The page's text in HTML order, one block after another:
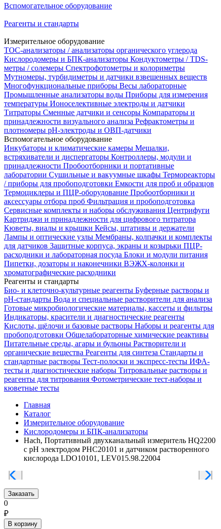
Вспомогательное оборудование
Реагенты и стандарты
Измерительное оборудование
TOC-анализаторы / анализаторы органического углерода
Кислородомеры и БПК-анализаторы Кондуктометры / TDS-
метры / солемеры Спектрофотометры и колориметры
Мутномеры, турбидиметры и датчики взвешенных веществ
Многофункциональные приборы Весы лабораторные
Промышленные анализаторы воды Приборы для измерения
температуры Ионоселективные электроды и датчики
Титраторы Сменные датчики и сенсоры Компараторы и
принадлежности визуального анализа Рефрактометры и
плотномеры pH-электроды и ОВП-датчики
Вспомогательное оборудование
Инкубаторы и климатические камеры Мешалки,
встряхиватели и диспергаторы Контроллеры, модули и
принадлежности Пробоотборники и портативные
лаборатории Сушильные и вакуумные шкафы Термореакторы
/ приборы для пробоподготовки Емкости для проб и образцов
Термоциклеры и ПЦР-оборудование Пробоотборники и
аксессуары отбора проб Фильтрация и пробоподготовка
Сервисные комплекты и наборы обслуживания Центрифуги
Картриджи и принадлежности для цифрового титратора
Кюветы, виалы и крышки Кейсы, штативы и держатели
Лампы и оптические узлы Мембраны, колпачки и комплекты
для датчиков Защитные корпуса, экраны и козырьки ПЦР-
расходники и лабораторная посуда Блоки и модули питания
Пипетки, дозаторы и наконечники ВЭЖХ-колонки и
хроматографические расходники
Реагенты и стандарты
Био- и клеточно-культурные реагенты Буферные растворы и
pH-стандарты Вода и специальные растворители для анализа
Готовые микробиологические материалы, кассеты и фильтры
Индикаторы, красители и диагностические реагенты
Кислоты, щёлочи и базовые растворы Наборы и реагенты для
пробоподготовки Общелабораторные химические реактивы
Питательные среды, агары и бульоны Растворители и
органические вещества Реагенты для синтеза Стандарты и
стандартные растворы Тест-полоски и экспресс-тесты ИФА-
тесты и диагностические наборы Титровальные растворы и
реагенты для титрования Фотометрические тест-наборы и
кюветные тесты
Главная
Каталог
Измерительное оборудование
Кислородомеры и БПК-анализаторы
Hach, Портативный двухканальный измеритель HQ2200
c pH электродом PHC20101 и датчиком растворенного
кислорода LDO10101, LEV015.98.22004
Заказать
0
₽
В корзину